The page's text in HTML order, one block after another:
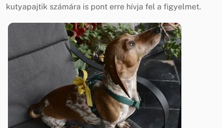
kutyapajtik számára is pont erre hívja fel a figyelmet.